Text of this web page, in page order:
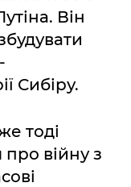
Він
Сибіру.
тоді
війну з